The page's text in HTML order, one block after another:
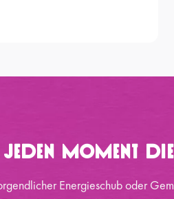
Moment
Energieschub oder